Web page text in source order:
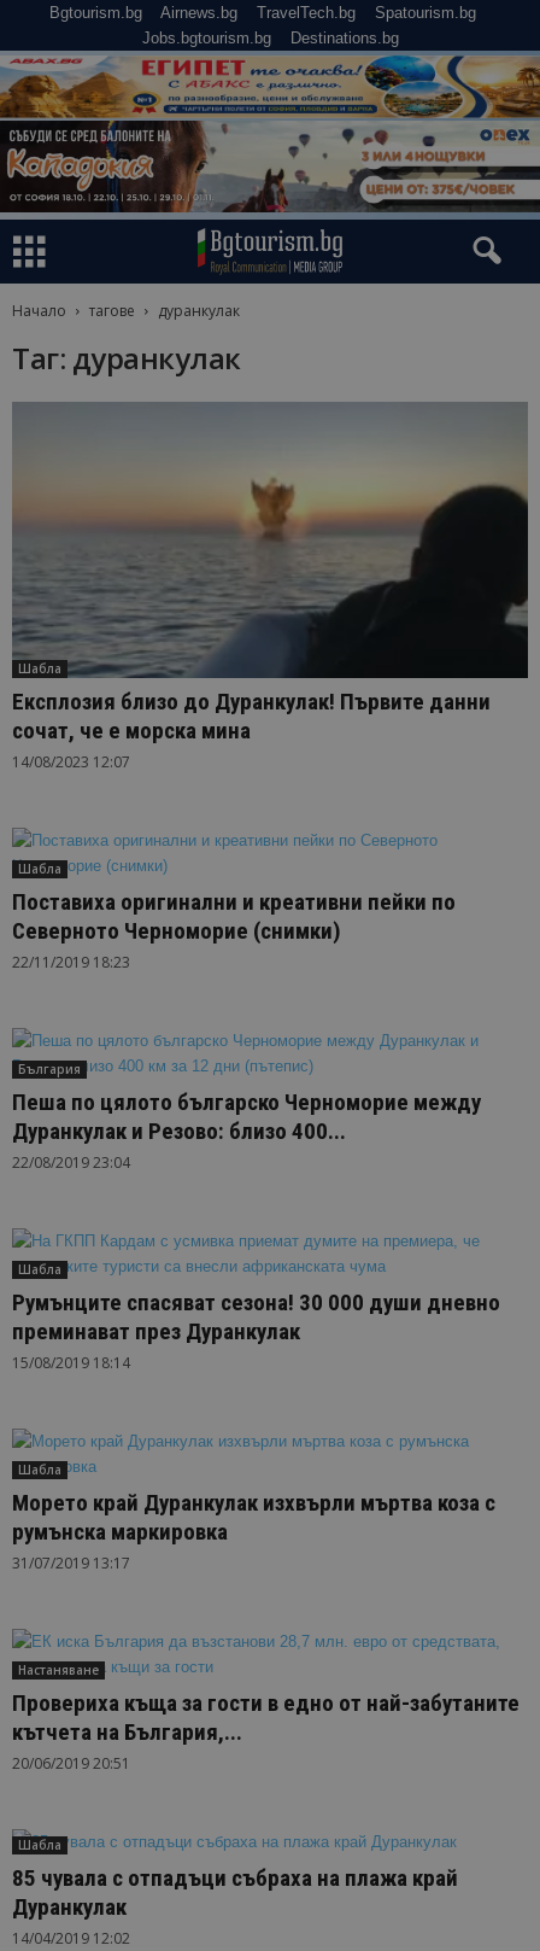
Bgtourism.bg Airnews.bg TravelTech.bg
Spatourism.bg
Jobs.bgtourism.bg
Destinations.bg
Начало тагове дуранкулак
Таг: дуранкулак
Шабла
Експлозия близо до Дуранкулак! Първите данни
сочат, че е морска мина
14/08/2023 12:07
Шабла
Поставиха оригинални и креативни пейки по
Северното Черноморие (снимки)
22/11/2019 18:23
България
Пеша по цялото българско Черноморие между
Дуранкулак и Резово: близо 400...
22/08/2019 23:04
Шабла
Румънците спасяват сезона! 30 000 души дневно
преминават през Дуранкулак
15/08/2019 18:14
Шабла
Морето край Дуранкулак изхвърли мъртва коза с
румънска маркировка
31/07/2019 13:17
Настаняване
Провериха къща за гости в едно от най-забутаните
кътчета на България,...
20/06/2019 20:51
Шабла
85 чувала с отпадъци събраха на плажа край
Дуранкулак
14/04/2019 12:02